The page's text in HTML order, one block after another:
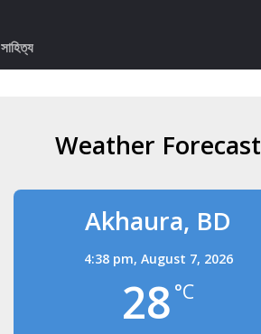
Weather Forecast
Akhaura, BD
4:38 pm, August 7, 2026
28 °C